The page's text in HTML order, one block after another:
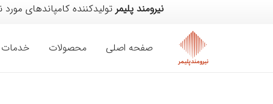
نیرومند پلیمر تولیدکننده کامپاندهای مورد
صفحه اصلی محصولات خدمات